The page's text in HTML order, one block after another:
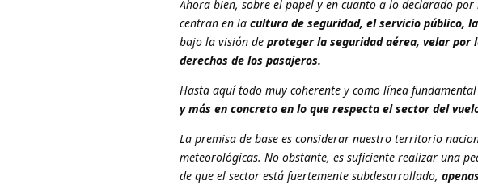
Ahora bien, sobre el papel y en cuanto a lo declarado
centran en la cultura de seguridad, el servicio público,
bajo la visión de proteger la seguridad aérea, velar por
derechos de los pasajeros.
Hasta aquí todo muy coherente y como línea
y más en concreto en lo que respecta el sector del
La premisa de base es considerar nuestro territorio
meteorológicas. No obstante, es suficiente realizar una
de que el sector está fuertemente subdesarrollado,